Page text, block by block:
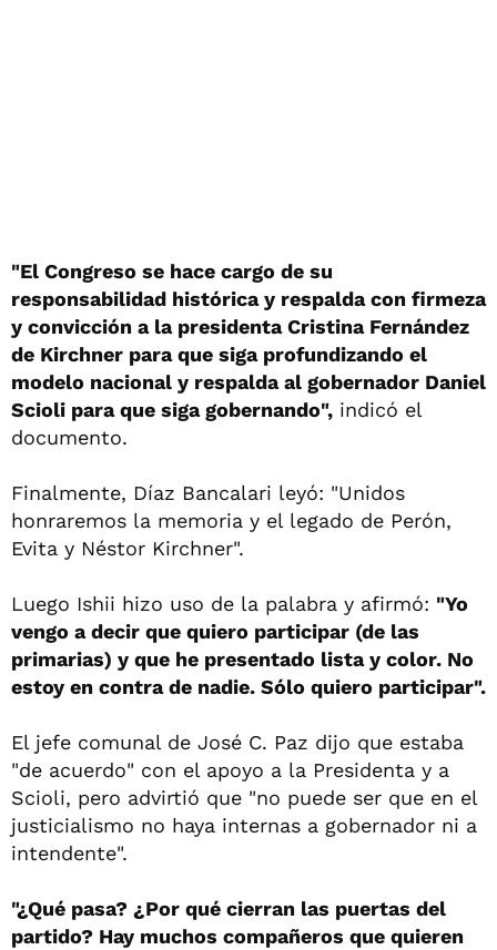
"El Congreso se hace cargo de su
responsabilidad histórica y respalda con firmeza
y convicción a la presidenta Cristina Fernández
de Kirchner para que siga profundizando el
modelo nacional y respalda al gobernador Daniel
Scioli para que siga gobernando", indicó el
documento.
Finalmente, Díaz Bancalari leyó: "Unidos
honraremos la memoria y el legado de Perón,
Evita y Néstor Kirchner".
Luego Ishii hizo uso de la palabra y afirmó: "Yo
vengo a decir que quiero participar (de las
primarias) y que he presentado lista y color. No
estoy en contra de nadie. Sólo quiero participar".
El jefe comunal de José C. Paz dijo que estaba
"de acuerdo" con el apoyo a la Presidenta y a
Scioli, pero advirtió que "no puede ser que en el
justicialismo no haya internas a gobernador ni a
intendente".
"¿Qué pasa? ¿Por qué cierran las puertas del
partido? Hay muchos compañeros que quieren